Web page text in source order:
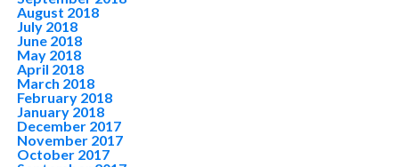
August 2018
July 2018
June 2018
May 2018
April 2018
March 2018
February 2018
January 2018
December 2017
November 2017
October 2017